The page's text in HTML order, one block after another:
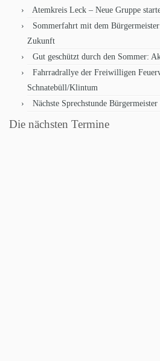
Atemkreis Leck – Neue Gruppe
Sommerfahrt mit dem
Zukunft
Gut geschützt durch den Sommer:
Fahrradrallye der Freiwilligen
Schnatebüll/Klintum
Nächste Sprechstunde
Die nächsten Termine